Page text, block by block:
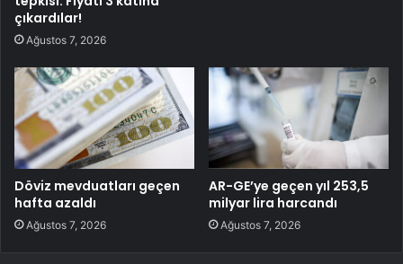
çıkardılar!
Ağustos 7, 2026
Döviz mevduatları geçen
hafta azaldı
Ağustos 7, 2026
AR-GE’ye geçen yıl 253,5
milyar lira harcandı
Ağustos 7, 2026